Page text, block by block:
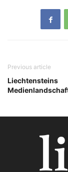
Previous article
Liechtensteins